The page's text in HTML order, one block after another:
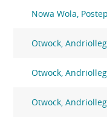
Nowa Wola,
Otwock,
Otwock,
Otwock,